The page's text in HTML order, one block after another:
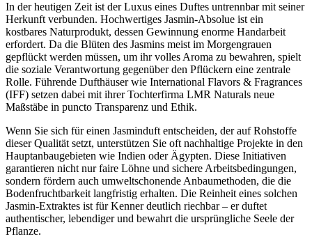
In der heutigen Zeit ist der Luxus eines Duftes untrennbar mit seiner
Herkunft verbunden. Hochwertiges Jasmin-Absolue ist ein
kostbares Naturprodukt, dessen Gewinnung enorme Handarbeit
erfordert. Da die Blüten des Jasmins meist im Morgengrauen
gepflückt werden müssen, um ihr volles Aroma zu bewahren, spielt
die soziale Verantwortung gegenüber den Pflückern eine zentrale
Rolle. Führende Dufthäuser wie International Flavors & Fragrances
(IFF) setzen dabei mit ihrer Tochterfirma LMR Naturals neue
Maßstäbe in puncto Transparenz und Ethik.
Wenn Sie sich für einen Jasminduft entscheiden, der auf Rohstoffe
dieser Qualität setzt, unterstützen Sie oft nachhaltige Projekte in den
Hauptanbaugebieten wie Indien oder Ägypten. Diese Initiativen
garantieren nicht nur faire Löhne und sichere Arbeitsbedingungen,
sondern fördern auch umweltschonende Anbaumethoden, die die
Bodenfruchtbarkeit langfristig erhalten. Die Reinheit eines solchen
Jasmin-Extraktes ist für Kenner deutlich riechbar – er duftet
authentischer, lebendiger und bewahrt die ursprüngliche Seele der
Pflanze.